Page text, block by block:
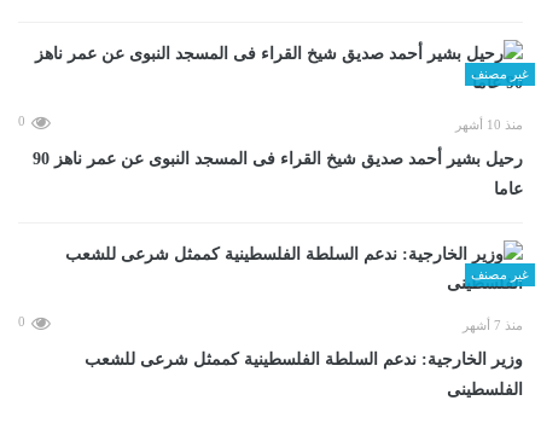
غير مصنف
منذ 10 أشهر 0
رحيل بشير أحمد صديق شيخ القراء فى المسجد النبوى عن عمر ناهز 90
عاما
غير مصنف
منذ 7 أشهر 0
وزير الخارجية: ندعم السلطة الفلسطينية كممثل شرعى للشعب
الفلسطينى